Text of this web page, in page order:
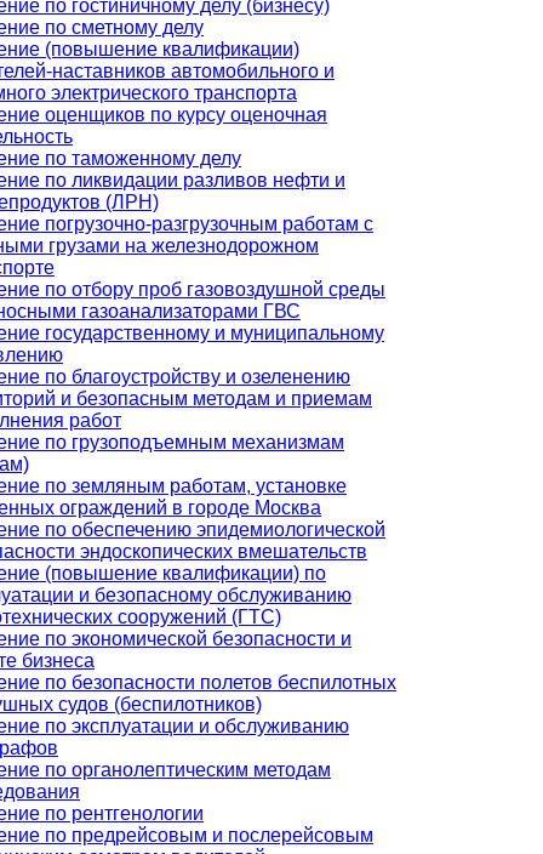
по гостиничному делу (бизнесу)
по сметному делу
(повышение квалификации)
наставников автомобильного и
электрического транспорта
оценщиков по курсу оценочная
по таможенному делу
по ликвидации разливов нефти и
(ЛРН)
погрузочно-разгрузочным работам с
грузами на железнодорожном
по отбору проб газовоздушной среды
газоанализаторами ГВС
государственному и муниципальному
по благоустройству и озеленению
и безопасным методам и приемам
работ
по грузоподъемным механизмам
по земляным работам, установке
ограждений в городе Москва
по обеспечению эпидемиологической
эндоскопических вмешательств
(повышение квалификации) по
и безопасному обслуживанию
сооружений (ГТС)
по экономической безопасности и
бизнеса
по безопасности полетов беспилотных
судов (беспилотников)
по эксплуатации и обслуживанию
по органолептическим методам
по рентгенологии
по предрейсовым и послерейсовым